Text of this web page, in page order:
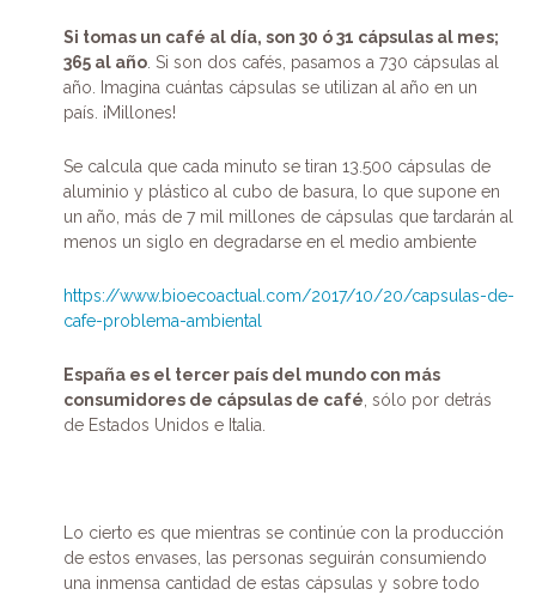
Si tomas un café al día, son 30 ó 31 cápsulas al mes;
365 al año. Si son dos cafés, pasamos a 730 cápsulas al
año. Imagina cuántas cápsulas se utilizan al año en un
país. ¡Millones!
Se calcula que cada minuto se tiran 13.500 cápsulas de
aluminio y plástico al cubo de basura, lo que supone en
un año, más de 7 mil millones de cápsulas que tardarán al
menos un siglo en degradarse en el medio ambiente
https://www.bioecoactual.com/2017/10/20/capsulas-de-
cafe-problema-ambiental
España es el tercer país del mundo con más
consumidores de cápsulas de café , sólo por detrás
de Estados Unidos e Italia.
Lo cierto es que mientras se continúe con la producción
de estos envases, las personas seguirán consumiendo
una inmensa cantidad de estas cápsulas y sobre todo